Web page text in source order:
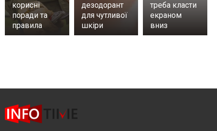
корисні
поради та
правила
дезодорант
для чутливої
шкіри
треба класти
екраном
вниз